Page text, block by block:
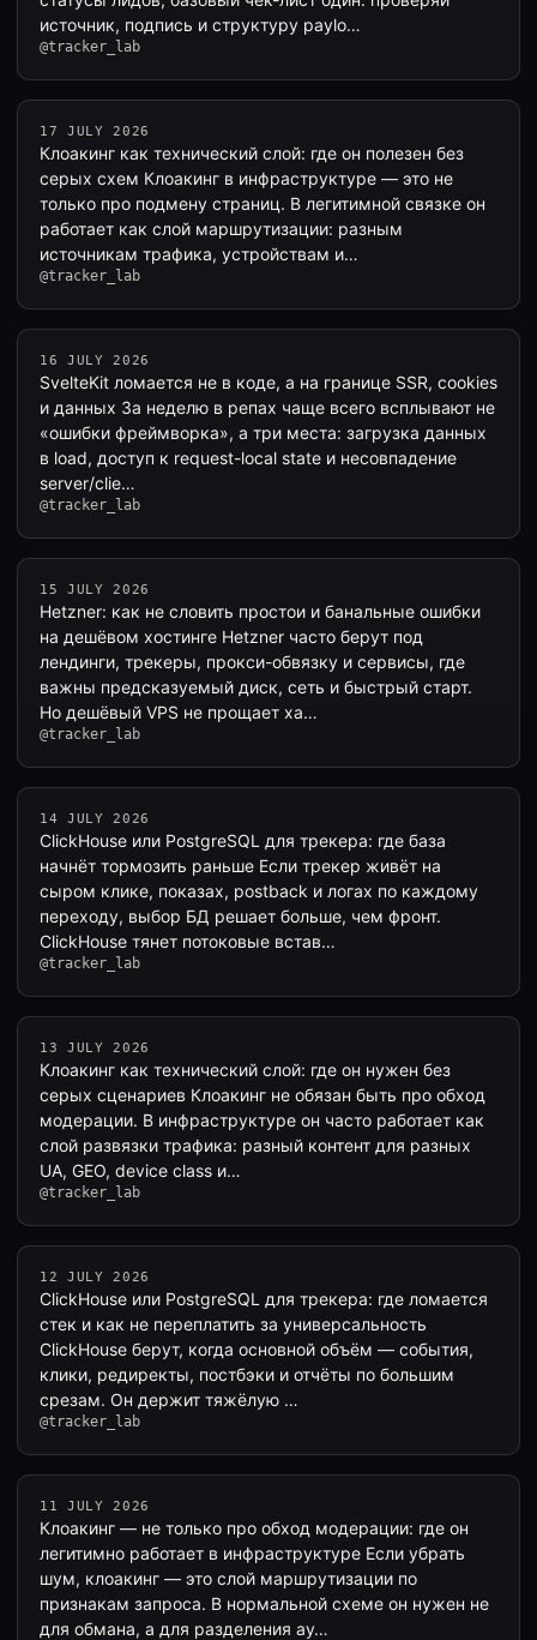
источник, подпись и структуру paylo…
@tracker_lab
17 JULY 2026
Клоакинг как технический слой: где он полезен без
серых схем Клоакинг в инфраструктуре — это не
только про подмену страниц. В легитимной связке он
работает как слой маршрутизации: разным
источникам трафика, устройствам и…
@tracker_lab
16 JULY 2026
SvelteKit ломается не в коде, а на границе SSR, cookies
и данных За неделю в репах чаще всего всплывают не
«ошибки фреймворка», а три места: загрузка данных
в load, доступ к request-local state и несовпадение
server/clie…
@tracker_lab
15 JULY 2026
Hetzner: как не словить простои и банальные ошибки
на дешёвом хостинге Hetzner часто берут под
лендинги, трекеры, прокси-обвязку и сервисы, где
важны предсказуемый диск, сеть и быстрый старт.
Но дешёвый VPS не прощает ха…
@tracker_lab
14 JULY 2026
ClickHouse или PostgreSQL для трекера: где база
начнёт тормозить раньше Если трекер живёт на
сыром клике, показах, postback и логах по каждому
переходу, выбор БД решает больше, чем фронт.
ClickHouse тянет потоковые встав…
@tracker_lab
13 JULY 2026
Клоакинг как технический слой: где он нужен без
серых сценариев Клоакинг не обязан быть про обход
модерации. В инфраструктуре он часто работает как
слой развязки трафика: разный контент для разных
UA, GEO, device class и…
@tracker_lab
12 JULY 2026
ClickHouse или PostgreSQL для трекера: где ломается
стек и как не переплатить за универсальность
ClickHouse берут, когда основной объём — события,
клики, редиректы, постбэки и отчёты по большим
срезам. Он держит тяжёлую …
@tracker_lab
11 JULY 2026
Клоакинг — не только про обход модерации: где он
легитимно работает в инфраструктуре Если убрать
шум, клоакинг — это слой маршрутизации по
признакам запроса. В нормальной схеме он нужен не
для обмана, а для разделения ау…